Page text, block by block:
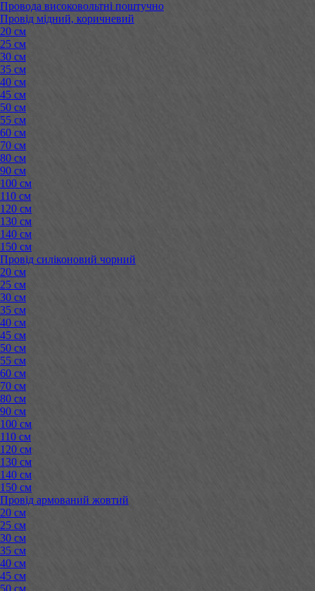
Провода високовольтні поштучно
Провід мідний, коричневий
20 см
25 см
30 см
35 см
40 см
45 см
50 см
55 см
60 см
70 см
80 см
90 см
100 см
110 см
120 см
130 см
140 см
150 см
Провід силіконовий чорний
20 см
25 см
30 см
35 см
40 см
45 см
50 см
55 см
60 см
70 см
80 см
90 см
100 см
110 см
120 см
130 см
140 см
150 см
Провід армований жовтий
20 см
25 см
30 см
35 см
40 см
45 см
50 см